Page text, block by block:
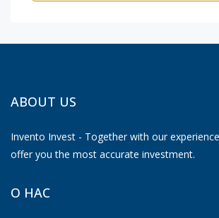
ABOUT US
Invento Invest - Together with our
offer you the most accurate investment.
О НАС